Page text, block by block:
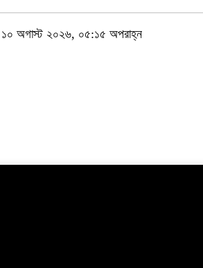
১০ অগাস্ট ২০২৬, ০৫:১৫ অপরাহ্ন